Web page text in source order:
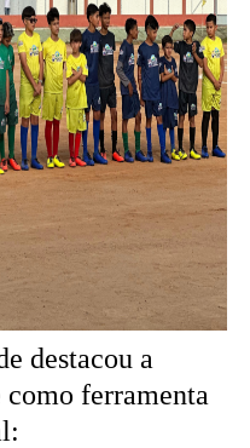
destacou a
ferramenta